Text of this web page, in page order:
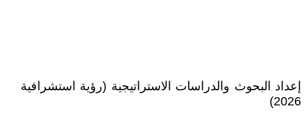
إعداد البحوث والدراسات الاستراتيجية (رؤية استشرافية
2026)